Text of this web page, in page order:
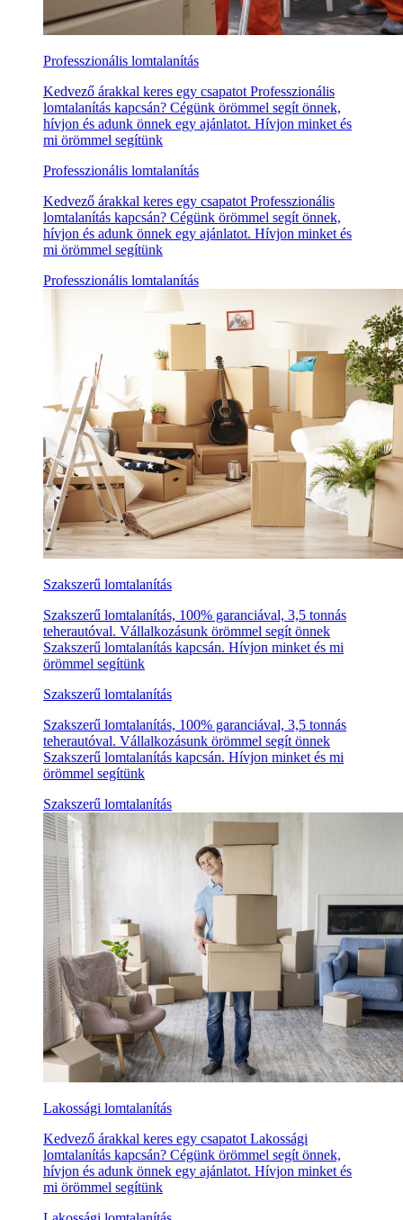
Professzionális lomtalanítás
Kedvező árakkal keres egy csapatot Professzionális
lomtalanítás kapcsán? Cégünk örömmel segít önnek,
hívjon és adunk önnek egy ajánlatot. Hívjon minket és
mi örömmel segítünk
Professzionális lomtalanítás
Kedvező árakkal keres egy csapatot Professzionális
lomtalanítás kapcsán? Cégünk örömmel segít önnek,
hívjon és adunk önnek egy ajánlatot. Hívjon minket és
mi örömmel segítünk
Professzionális lomtalanítás
Szakszerű lomtalanítás
Szakszerű lomtalanítás, 100% garanciával, 3,5 tonnás
teherautóval. Vállalkozásunk örömmel segít önnek
Szakszerű lomtalanítás kapcsán. Hívjon minket és mi
örömmel segítünk
Szakszerű lomtalanítás
Szakszerű lomtalanítás, 100% garanciával, 3,5 tonnás
teherautóval. Vállalkozásunk örömmel segít önnek
Szakszerű lomtalanítás kapcsán. Hívjon minket és mi
örömmel segítünk
Szakszerű lomtalanítás
Lakossági lomtalanítás
Kedvező árakkal keres egy csapatot Lakossági
lomtalanítás kapcsán? Cégünk örömmel segít önnek,
hívjon és adunk önnek egy ajánlatot. Hívjon minket és
mi örömmel segítünk